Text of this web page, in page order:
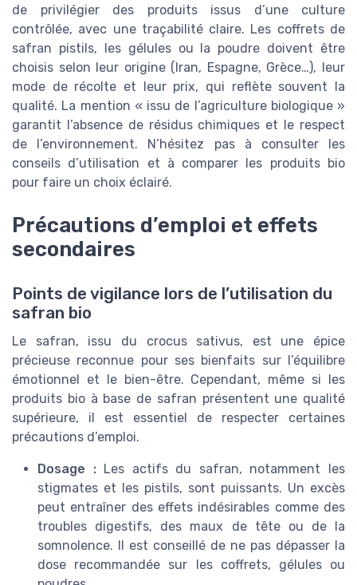
de privilégier des produits issus d’une culture
contrôlée, avec une traçabilité claire. Les coffrets de
safran pistils, les gélules ou la poudre doivent être
choisis selon leur origine (Iran, Espagne, Grèce…), leur
mode de récolte et leur prix, qui reflète souvent la
qualité. La mention « issu de l’agriculture biologique »
garantit l’absence de résidus chimiques et le respect
de l’environnement. N’hésitez pas à consulter les
conseils d’utilisation et à comparer les produits bio
pour faire un choix éclairé.
Précautions d’emploi et effets
secondaires
Points de vigilance lors de l’utilisation du
safran bio
Le safran, issu du crocus sativus, est une épice
précieuse reconnue pour ses bienfaits sur l’équilibre
émotionnel et le bien-être. Cependant, même si les
produits bio à base de safran présentent une qualité
supérieure, il est essentiel de respecter certaines
précautions d’emploi.
Dosage :Les actifs du safran, notamment les
stigmates et les pistils, sont puissants. Un excès
peut entraîner des effets indésirables comme des
troubles digestifs, des maux de tête ou de la
somnolence. Il est conseillé de ne pas dépasser la
dose recommandée sur les coffrets, gélules ou